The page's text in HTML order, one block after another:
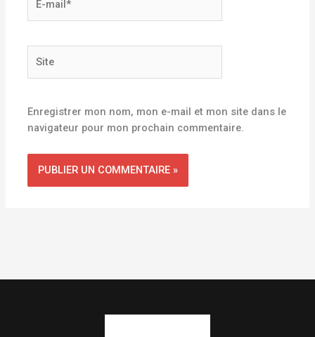
mail*
Enregistrer mon nom, mon e-mail et mon site dans le
navigateur pour mon prochain commentaire.